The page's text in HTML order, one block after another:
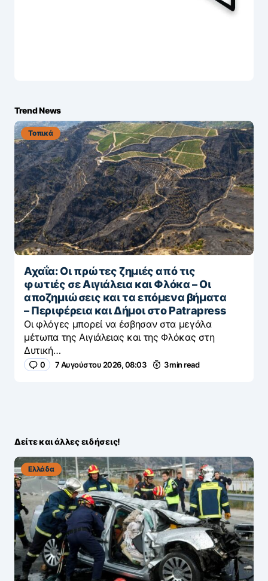
Trend News
Τοπικά
Αχαΐα: Οι πρώτες ζημιές από τις
φωτιές σε Αιγιάλεια και Φλόκα – Οι
αποζημιώσεις και τα επόμενα βήματα
– Περιφέρεια και Δήμοι στο Patrapress
Οι φλόγες μπορεί να έσβησαν στα μεγάλα
μέτωπα της Αιγιάλειας και της Φλόκας στη
Δυτική…
0 7 Αυγούστου 2026, 08:03 3 min read
Δείτε και άλλες ειδήσεις!
Ελλάδα